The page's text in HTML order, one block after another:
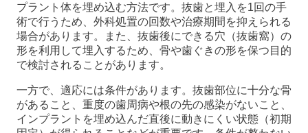
プラント体を埋め込む方法です。抜歯と埋入を1回の手
術で行うため、外科処置の回数や治療期間を抑えられる
場合があります。また、抜歯後にできる穴（抜歯窩）の
形を利用して埋入するため、骨や歯ぐきの形を保つ目的
で検討されることがあります。
一方で、適応には条件があります。抜歯部位に十分な骨
があること、重度の歯周病や根の先の感染がないこと、
インプラントを埋め込んだ直後に動きにくい状態（初期